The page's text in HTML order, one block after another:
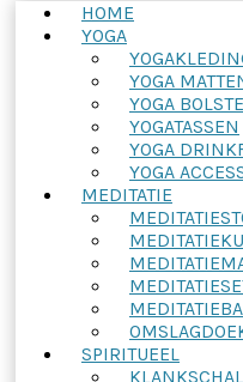
HOME
YOGA
YOGA
YOGA
YOGATASSEN
YOGA
YOGA
MEDITATIE
SPIRITUEEL